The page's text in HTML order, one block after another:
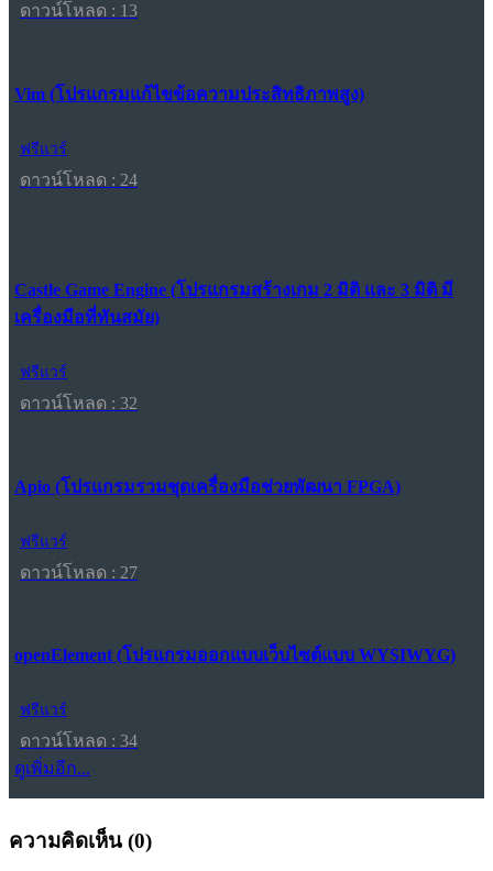
ดาวน์โหลด : 13
Vim (โปรแกรมแก้ไขข้อความประสิทธิภาพสูง)
ฟรีแวร์
ดาวน์โหลด : 24
Castle Game Engine (โปรแกรมสร้างเกม 2 มิติ และ 3 มิติ มี
เครื่องมือที่ทันสมัย)
ฟรีแวร์
ดาวน์โหลด : 32
Apio (โปรแกรมรวมชุดเครื่องมือช่วยพัฒนา FPGA)
ฟรีแวร์
ดาวน์โหลด : 27
openElement (โปรแกรมออกแบบเว็บไซต์แบบ WYSIWYG)
ฟรีแวร์
ดาวน์โหลด : 34
ดูเพิ่มอีก...
ความคิดเห็น (0)